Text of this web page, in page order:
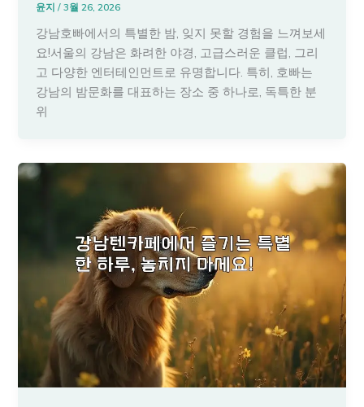
윤지/3월 26, 2026
강남호빠에서의 특별한 밤, 잊지 못할 경험을 느껴보세
요!서울의 강남은 화려한 야경, 고급스러운 클럽, 그리
고 다양한 엔터테인먼트로 유명합니다. 특히, 호빠는
강남의 밤문화를 대표하는 장소 중 하나로, 독특한 분
위